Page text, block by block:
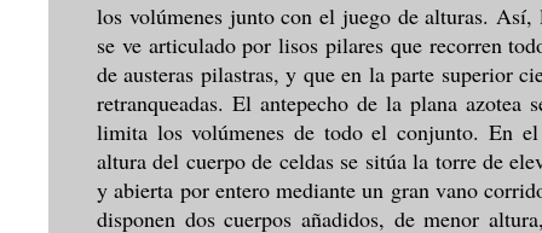
los volúmenes junto con el juego de alturas.
se ve articulado por lisos pilares que recorren
de austeras pilastras, y que en la parte superior
retranqueadas. El antepecho de la plana
limita los volúmenes de todo el conjunto. En el
altura del cuerpo de celdas se sitúa la torre de
y abierta por entero mediante un gran vano
disponen dos cuerpos añadidos, de menor